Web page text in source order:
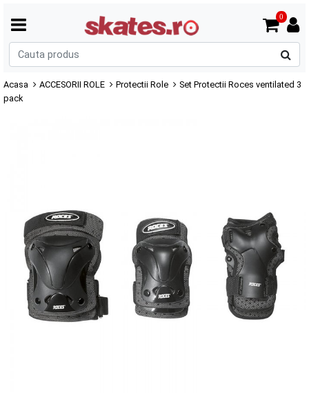
0
Acasa ACCESORII ROLE Protectii Role
Set Protectii Roces ventilated 3
pack